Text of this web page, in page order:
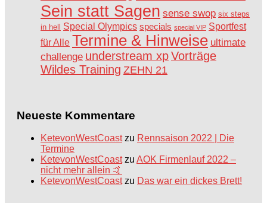
Sein statt Sagen sense swop six steps
in hell
Special Olympics specials special VIP Sportfest
für Alle Termine & Hinweise ultimate
challenge understream xpVorträge
Wildes Training ZEHN 21
Neueste Kommentare
KetevonWestCoastzu Rennsaison 2022 | Die
Termine
KetevonWestCoastzu AOK Firmenlauf 2022 –
nicht mehr allein 🤙
KetevonWestCoastzu Das war ein dickes Brett!